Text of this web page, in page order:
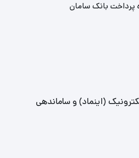
پرداخت بانک سامان
(اینماد) و ساماندهی